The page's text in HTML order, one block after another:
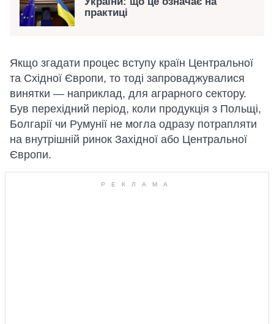
практиці
Якщо згадати процес вступу країн Центральної
та Східної Європи, то тоді запроваджувалися
винятки — наприклад, для аграрного сектору.
Був перехідний період, коли продукція з Польщі,
Болгарії чи Румунії не могла одразу потрапляти
на внутрішній ринок Західної або Центральної
Європи.